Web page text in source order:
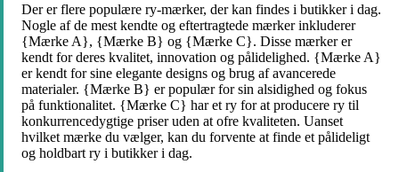
Der er flere populære ry-mærker, der kan findes i butikker i dag.
Nogle af de mest kendte og eftertragtede mærker inkluderer
{Mærke A}, {Mærke B} og {Mærke C}. Disse mærker er
kendt for deres kvalitet, innovation og pålidelighed. {Mærke A}
er kendt for sine elegante designs og brug af avancerede
materialer. {Mærke B} er populær for sin alsidighed og fokus
på funktionalitet. {Mærke C} har et ry for at producere ry til
konkurrencedygtige priser uden at ofre kvaliteten. Uanset
hvilket mærke du vælger, kan du forvente at finde et pålideligt
og holdbart ry i butikker i dag.